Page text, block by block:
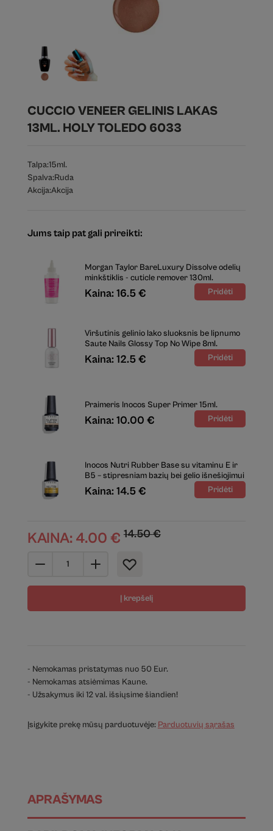
CUCCIO VENEER GELINIS LAKAS
13ML. HOLY TOLEDO 6033
Talpa:15ml.
Spalva:Ruda
Akcija:Akcija
Jums taip pat gali prireikti:
Morgan Taylor BareLuxury Dissolve odelių
minkštiklis - cuticle remover 130ml.
Kaina: 16.5 €
Viršutinis gelinio lako sluoksnis be lipnumo
Saute Nails Glossy Top No Wipe 8ml.
Kaina: 12.5 €
Praimeris Inocos Super Primer 15ml.
Kaina: 10.00 €
Inocos Nutri Rubber Base su vitaminu E ir
B5 – stipresniam bazių bei gelio išnešiojimui
Kaina: 14.5 €
KAINA: 4.00 € 14.50€
Į krepšelį
- Nemokamas pristatymas nuo 50 Eur.
- Nemokamas atsiėmimas Kaune.
- Užsakymus iki 12 val. išsiųsime šiandien!
Įsigykite prekę mūsų parduotuvėje: Parduotuvių sąrašas
APRAŠYMAS